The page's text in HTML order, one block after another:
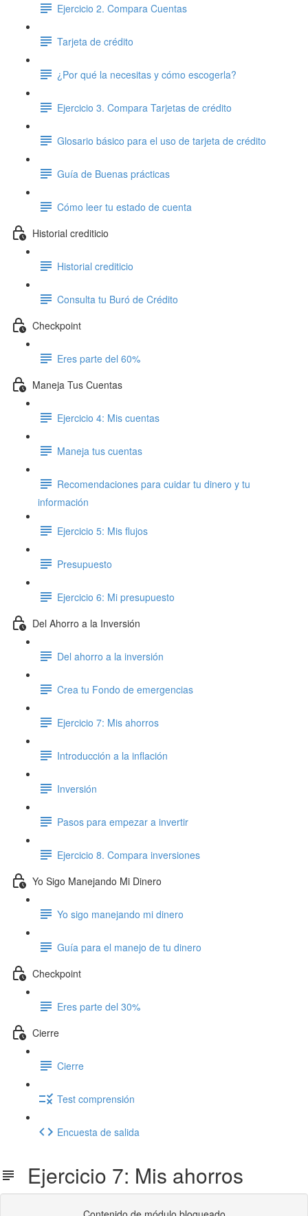
Ejercicio 2. Compara Cuentas
Tarjeta de crédito
¿Por qué la necesitas y cómo escogerla?
Ejercicio 3. Compara Tarjetas de crédito
Glosario básico para el uso de tarjeta de crédito
Guía de Buenas prácticas
Cómo leer tu estado de cuenta
Historial crediticio
Historial crediticio
Consulta tu Buró de Crédito
Checkpoint
Eres parte del 60%
Maneja Tus Cuentas
Ejercicio 4: Mis cuentas
Maneja tus cuentas
Recomendaciones para cuidar tu dinero y tu
información
Ejercicio 5: Mis flujos
Presupuesto
Ejercicio 6: Mi presupuesto
Del Ahorro a la Inversión
Del ahorro a la inversión
Crea tu Fondo de emergencias
Ejercicio 7: Mis ahorros
Introducción a la inflación
Inversión
Pasos para empezar a invertir
Ejercicio 8. Compara inversiones
Yo Sigo Manejando Mi Dinero
Yo sigo manejando mi dinero
Guía para el manejo de tu dinero
Checkpoint
Eres parte del 30%
Cierre
Cierre
Test comprensión
Encuesta de salida
Ejercicio 7: Mis ahorros